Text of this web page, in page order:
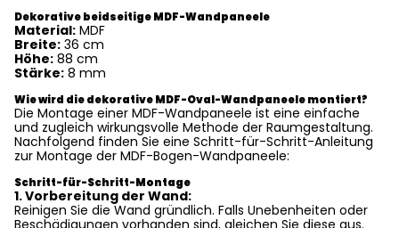
Dekorative beidseitige MDF-Wandpaneele
Material: MDF
Breite: 36 cm
Höhe: 88 cm
Stärke: 8 mm
Wie wird die dekorative MDF-Oval-Wandpaneele montiert?
Die Montage einer MDF-Wandpaneele ist eine einfache
und zugleich wirkungsvolle Methode der Raumgestaltung.
Nachfolgend finden Sie eine Schritt-für-Schritt-Anleitung
zur Montage der MDF-Bogen-Wandpaneele:
Schritt-für-Schritt-Montage
1. Vorbereitung der Wand:
Reinigen Sie die Wand gründlich. Falls Unebenheiten oder
Beschädigungen vorhanden sind, gleichen Sie diese aus.